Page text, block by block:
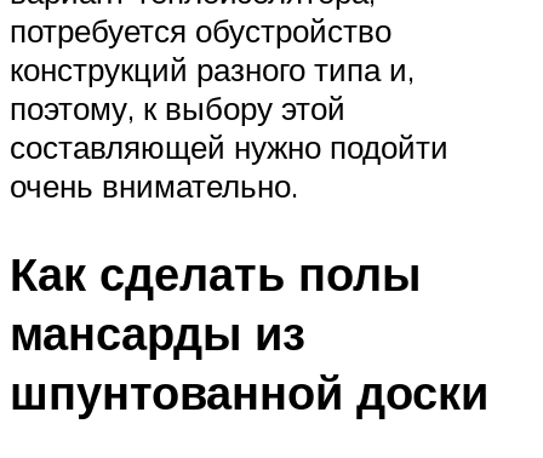
потребуется обустройство
конструкций разного типа и,
поэтому, к выбору этой
составляющей нужно подойти
очень внимательно.
Как сделать полы
мансарды из
шпунтованной доски